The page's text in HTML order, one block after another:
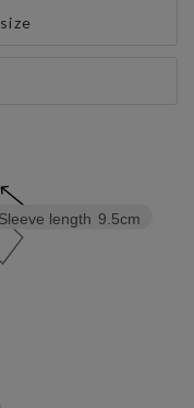
Sleeve length 9.5cm